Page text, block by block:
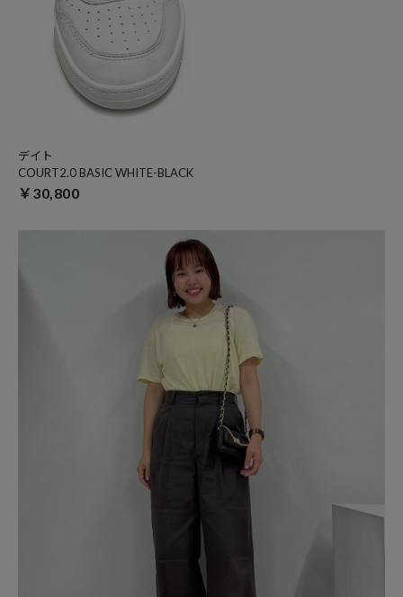
デイト
COURT2.0 BASIC WHITE-BLACK
￥30,800